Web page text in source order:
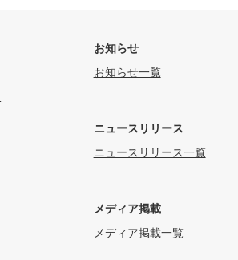
お知らせ
お知らせ一覧
ニュースリリース
ニュースリリース一覧
メディア掲載
メディア掲載一覧